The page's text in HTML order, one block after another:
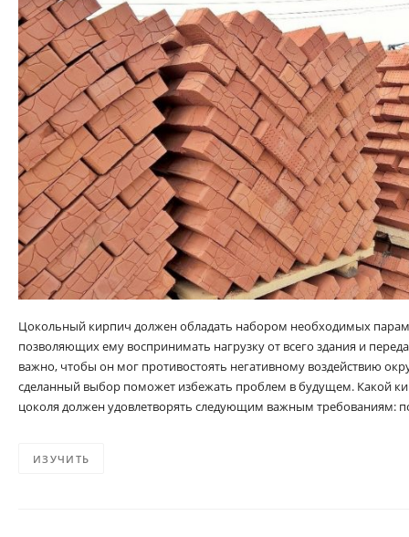
Цокольный кирпич должен обладать набором необходимых
позволяющих ему воспринимать нагрузку от всего здания и
важно, чтобы он мог противостоять негативному воздействию
сделанный выбор поможет избежать проблем в будущем. Какой
цоколя должен удовлетворять следующим важным требованиям:
ИЗУЧИТЬ